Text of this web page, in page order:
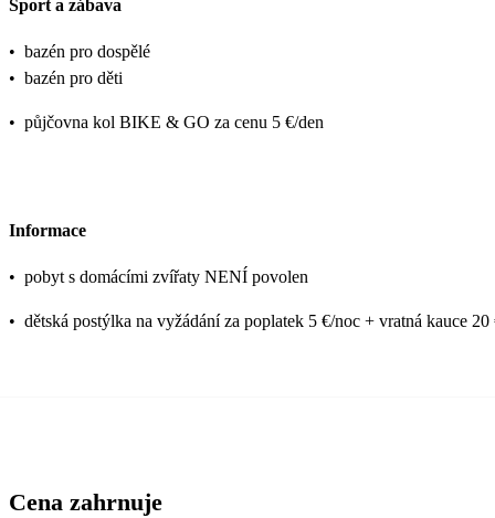
Sport a zábava
• bazén pro dospělé
• bazén pro děti
• půjčovna kol BIKE & GO za cenu 5 €/den
Informace
• pobyt s domácími zvířaty NENÍ povolen
• dětská postýlka na vyžádání za poplatek 5 €/noc + vratná kauce 20
Cena zahrnuje